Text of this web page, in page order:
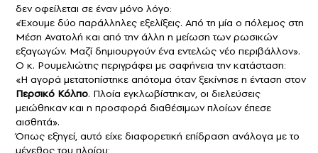
δεν οφείλεται σε έναν μόνο λόγο:
«Έχουμε δύο παράλληλες εξελίξεις. Από τη μία ο πόλεμος στη
Μέση Ανατολή και από την άλλη η μείωση των ρωσικών
εξαγωγών. Μαζί δημιουργούν ένα εντελώς νέο περιβάλλον».
Ο κ. Ρουμελιώτης περιγράφει με σαφήνεια την κατάσταση:
«Η αγορά μετατοπίστηκε απότομα όταν ξεκίνησε η ένταση στον
Περσικό Κόλπο. Πλοία εγκλωβίστηκαν, οι διελεύσεις
μειώθηκαν και η προσφορά διαθέσιμων πλοίων έπεσε
αισθητά».
Όπως εξηγεί, αυτό είχε διαφορετική επίδραση ανάλογα με το